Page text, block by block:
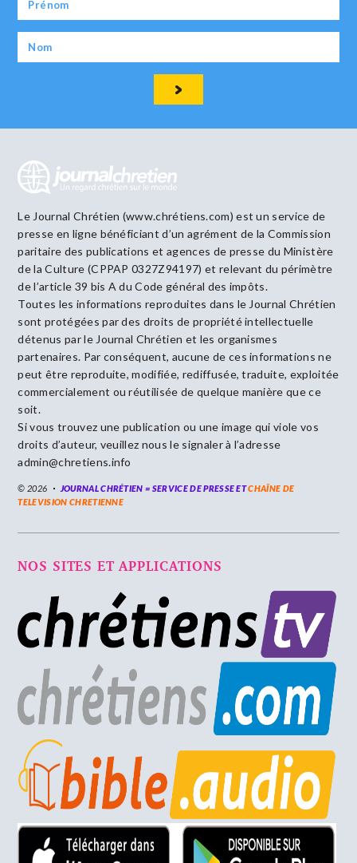
Le Journal Chrétien (www.chrétiens.com) est un service de
presse en ligne bénéficiant d’un agrément de la Commission
paritaire des publications et agences de presse du Ministère
de la Culture (CPPAP 0327Z94197) et relevant du périmètre
de l’article 39 bis A du Code général des impôts.
Toutes les informations reproduites dans le Journal Chrétien
sont protégées par des droits de propriété intellectuelle
détenus par le Journal Chrétien et les organismes
partenaires. Par conséquent, aucune de ces informations ne
peut être reproduite, modifiée, rediffusée, traduite, exploitée
commercialement ou réutilisée de quelque manière que ce
soit.
Si vous trouvez une publication ou une image qui viole vos
droits d’auteur, veuillez nous le signaler à l’adresse
admin@chretiens.info
© 2026 JOURNAL CHRÉTIEN = SERVICE DE PRESSE ETCHAÎNE DE
TELEVISION CHRETIENNE
NOS SITES ET APPLICATIONS